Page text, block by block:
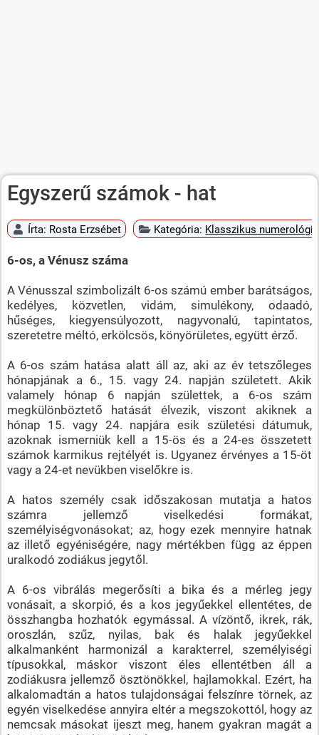
Egyszerű számok - hat
Írta: Rosta Erzsébet Kategória: Klasszikus numerológia
6-os, a Vénusz száma
A Vénusszal szimbolizált 6-os számú ember barátságos,
kedélyes, közvetlen, vidám, simulékony, odaadó,
hűséges, kiegyensúlyozott, nagyvonalú, tapintatos,
szeretetre méltó, erkölcsös, könyörületes, együtt érző.
A 6-os szám hatása alatt áll az, aki az év tetszőleges
hónapjának a 6., 15. vagy 24. napján született. Akik
valamely hónap 6 napján születtek, a 6-os szám
megkülönböztető hatását élvezik, viszont akiknek a
hónap 15. vagy 24. napjára esik születési dátumuk,
azoknak ismerniük kell a 15-ös és a 24-es összetett
számok karmikus rejtélyét is. Ugyanez érvényes a 15-öt
vagy a 24-et nevükben viselőkre is.
A hatos személy csak időszakosan mutatja a hatos
számra jellemző viselkedési formákat,
személyiségvonásokat; az, hogy ezek mennyire hatnak
az illető egyéniségére, nagy mértékben függ az éppen
uralkodó zodiákus jegytől.
A 6-os vibrálás megerősíti a bika és a mérleg jegy
vonásait, a skorpió, és a kos jegyűekkel ellentétes, de
összhangba hozhatók egymással. A vízöntő, ikrek, rák,
oroszlán, szűz, nyilas, bak és halak jegyűekkel
alkalmanként harmonizál a karakterrel, személyiségi
típusokkal, máskor viszont éles ellentétben áll a
zodiákusra jellemző ösztönökkel, hajlamokkal. Ezért, ha
alkalomadtán a hatos tulajdonságai felszínre törnek, az
egyén viselkedése annyira eltér a megszokottól, hogy az
nemcsak másokat ijeszt meg, hanem gyakran magát a